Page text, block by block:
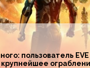
пользователь